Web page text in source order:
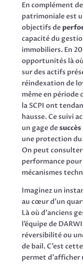
En complément
patrimoniale est
objectifs de
capacité du
immobiliers. En
opportunités là
sur des actifs
réindexation de
même en période
la SCPI ont
hausse. Ce suivi
un gage desuccès
une protection du
On peut
performance
mécanismes
Imaginez un
au cœur d’un
Là où d’anciens
l’équipe de
réversibilité ou
de bail. C’est
permet d’afficher